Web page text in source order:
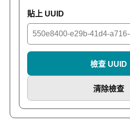
貼上 UUID
檢查 UUID
清除檢查